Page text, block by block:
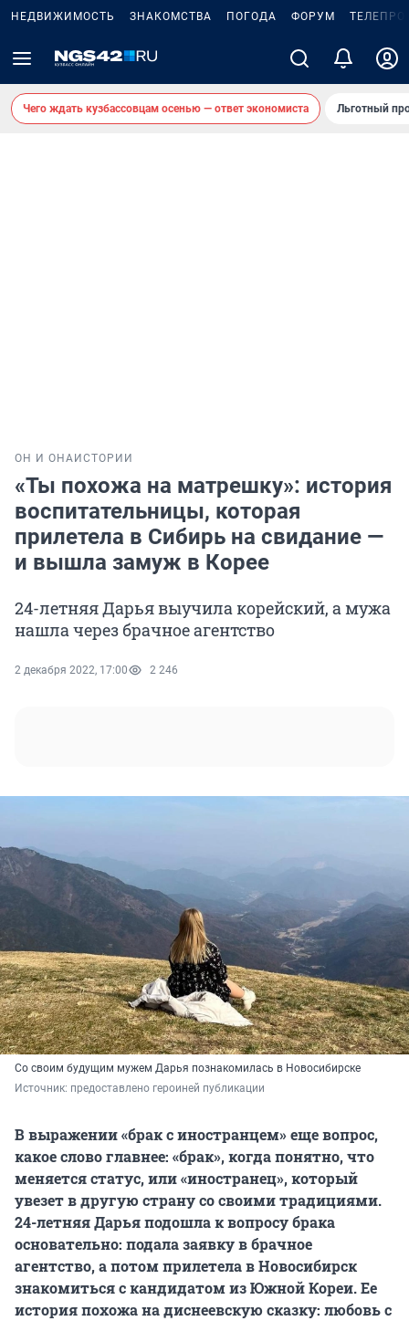
НЕДВИЖИМОСТЬ ЗНАКОМСТВА ПОГОДА ФОРУМ
Чего ждать кузбассовцам осенью — ответ экономиста Льготный
ОН И ОНА ИСТОРИИ
«Ты похожа на матрешку»: история
воспитательницы, которая
прилетела в Сибирь на свидание —
и вышла замуж в Корее
24-летняя Дарья выучила корейский, а мужа
нашла через брачное агентство
2 декабря 2022, 17:00 2 246
Со своим будущим мужем Дарья познакомилась в Новосибирске
Источник: предоставлено героиней публикации
В выражении «брак с иностранцем» еще вопрос,
какое слово главнее: «брак», когда понятно, что
меняется статус, или «иностранец», который
увезет в другую страну со своими традициями.
24-летняя Дарья подошла к вопросу брака
основательно: подала заявку в брачное
агентство, а потом прилетела в Новосибирск
знакомиться с кандидатом из Южной Кореи. Ее
история похожа на диснеевскую сказку: любовь с